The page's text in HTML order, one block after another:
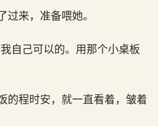
过来，准备喂她。
自己可以的。用那个小桌板
的程时安，就一直看着，皱着